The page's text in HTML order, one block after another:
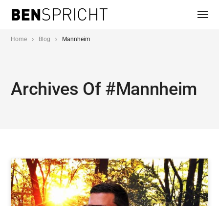
Home Blog Mannheim
Archives Of #mannheim